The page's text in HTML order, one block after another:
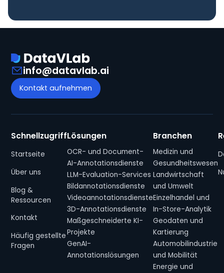
info@datavlab.ai
Kontakt aufnehmen
Schnellzugriff
Startseite
Über uns
Blog &
Ressourcen
Kontakt
Häufig gestellte
Fragen
Lösungen
OCR- und Document-
AI-Annotationsdienste
LLM-Evaluation-Services
Bildannotationsdienste
Videoannotationsdienste
3D-Annotationsdienste
Maßgeschneiderte KI-
Projekte
GenAI-
Annotationslösungen
Branchen
Medizin und
Gesundheitswesen
Landwirtschaft
und Umwelt
Einzelhandel und
In-Store-Analytik
Geodaten und
Kartierung
Automobilindustrie
und Mobilität
Energie und